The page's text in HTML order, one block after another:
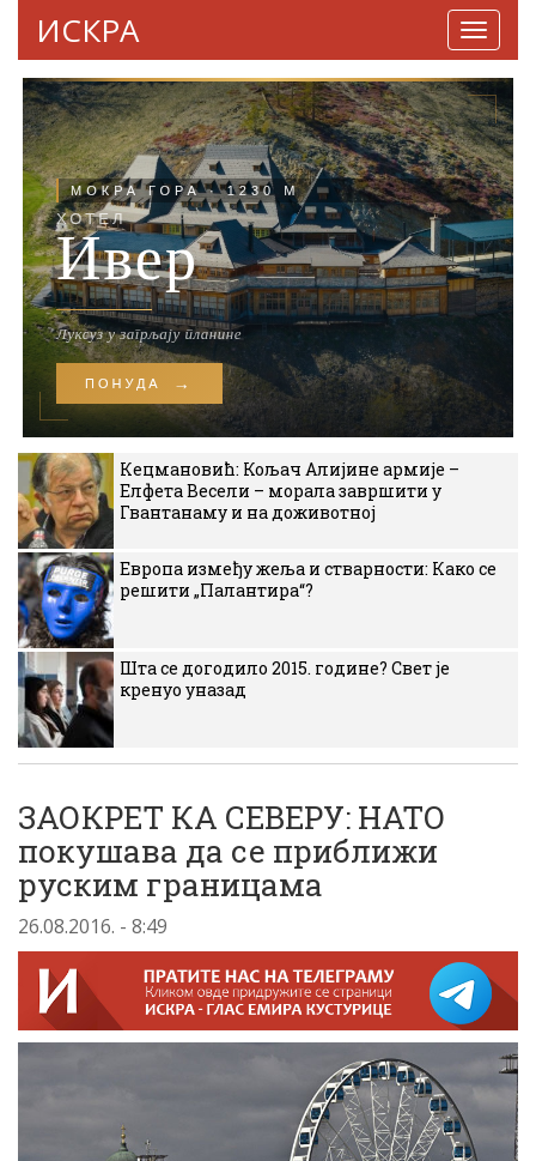
ИСКРА
Кецмановић: Кољач Алијине армије –
Елфета Весели – морала завршити у
Гвантанаму и на доживотној
Европа између жеља и стварности: Како се
решити „Палантира“?
Шта се догодило 2015. године? Свет је
кренуо уназад
ЗАОКРЕТ КА СЕВЕРУ: НАТО
покушава да се приближи
руским границама
26.08.2016. - 8:49